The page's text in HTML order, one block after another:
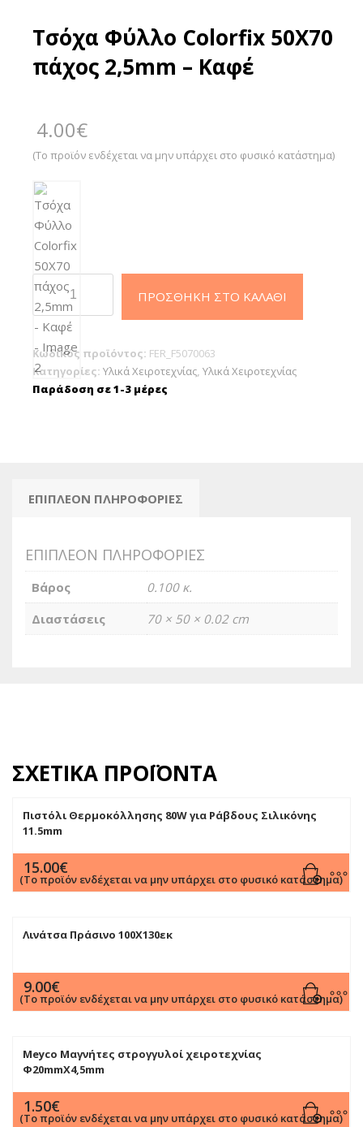
Τσόχα Φύλλο Colorfix 50Χ70
πάχος 2,5mm – Καφέ
4.00€
(Το προϊόν ενδέχεται να μην υπάρχει στο φυσικό κατάστημα)
Τσόχα
Φύλλο
Colorfix
50Χ70
πάχος
2,5mm
ΠΡΟΣΘΉΚΗ ΣΤΟ ΚΑΛΆΘΙ
Κωδικός προϊόντος: FER_F5070063
Κατηγορίες: Υλικά Χειροτεχνίας, Υλικά Χειροτεχνίας
Παράδοση σε 1-3 μέρες
ΕΠΙΠΛΈΟΝ ΠΛΗΡΟΦΟΡΊΕΣ
ΕΠΙΠΛΈΟΝ ΠΛΗΡΟΦΟΡΊΕΣ
Βάρος
0.100 κ.
Διαστάσεις
70 × 50 × 0.02 cm
ΣΧΕΤΙΚΆ ΠΡΟΪΌΝΤΑ
Πιστόλι Θερμοκόλλησης 80W για Ράβδους Σιλικόνης
11.5mm
15.00€
(Το προϊόν ενδέχεται να μην υπάρχει στο φυσικό κατάστημα)
Λινάτσα Πράσινο 100Χ130εκ
9.00€
(Το προϊόν ενδέχεται να μην υπάρχει στο φυσικό κατάστημα)
Meyco Μαγνήτες στρογγυλοί χειροτεχνίας
Φ20mmX4,5mm
1.50€
(Το προϊόν ενδέχεται να μην υπάρχει στο φυσικό κατάστημα)